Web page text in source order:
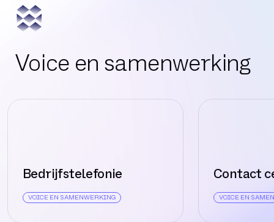
Voice en samenwerking
Bedrijfstelefonie
VOICE EN SAMENWERKING
Contact
VOICE EN